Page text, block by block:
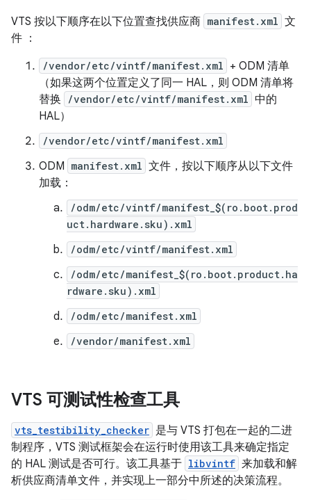
VTS 按以下顺序在以下位置查找供应商 manifest.xml 文
件 ：
/vendor/etc/vintf/manifest.xml + ODM 清单
（如果这两个位置定义了同一 HAL，则 ODM 清单将
替换
/vendor/etc/vintf/manifest.xml 中的
HAL）
/vendor/etc/vintf/manifest.xml
ODM manifest.xml 文件，按以下顺序从以下文件
加载：
/odm/etc/vintf/manifest_$(ro.boot.prod
uct.hardware.sku).xml
/odm/etc/vintf/manifest.xml
/odm/etc/manifest_$(ro.boot.product.ha
rdware.sku).xml
/odm/etc/manifest.xml
/vendor/manifest.xml
VTS 可测试性检查工具
vts_testibility_checker 是与 VTS 打包在一起的二进
制程序，VTS 测试框架会在运行时使用该工具来确定指定
的 HAL 测试是否可行。该工具基于 libvintf 来加载和解
析供应商清单文件，并实现上一部分中所述的决策流程。